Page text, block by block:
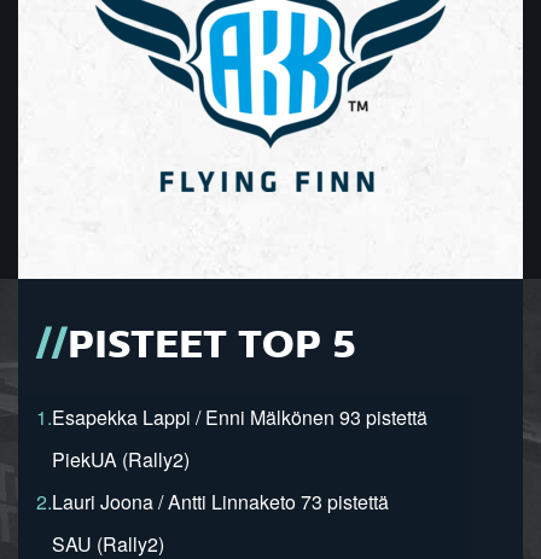
PISTEET TOP 5
1.Esapekka Lappi / Enni Mälkönen 93 pistettä
PiekUA (Rally2)
2.Lauri Joona / Antti Linnaketo 73 pistettä
SAU (Rally2)